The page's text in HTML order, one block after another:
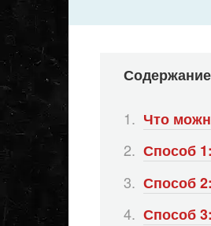
Содержание
Что
Способ
Способ
Способ